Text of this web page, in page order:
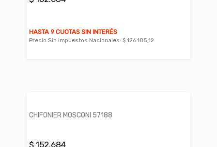
HASTA 9 CUOTAS SIN INTERÉS
Precio Sin Impuestos Nacionales: $ 126.185,12
CHIFONIER MOSCONI 57188
$ 152.684